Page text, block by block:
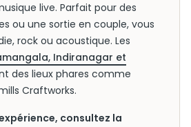
live. Parfait pour des
ou une sortie en couple, vous
rock ou acoustique. Les
Indiranagar et
des lieux phares comme
Craftworks.
consultez la